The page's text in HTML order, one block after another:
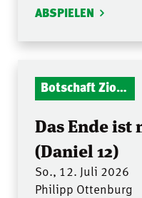
ABSPIELEN
Botschaft Zionshalle
Das Ende ist
(Daniel 12)
So., 12. Juli 2026
Philipp Ottenburg